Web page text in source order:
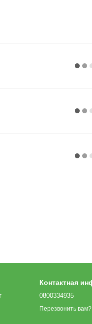
Контактная
0800334935
Перезвонить вам?